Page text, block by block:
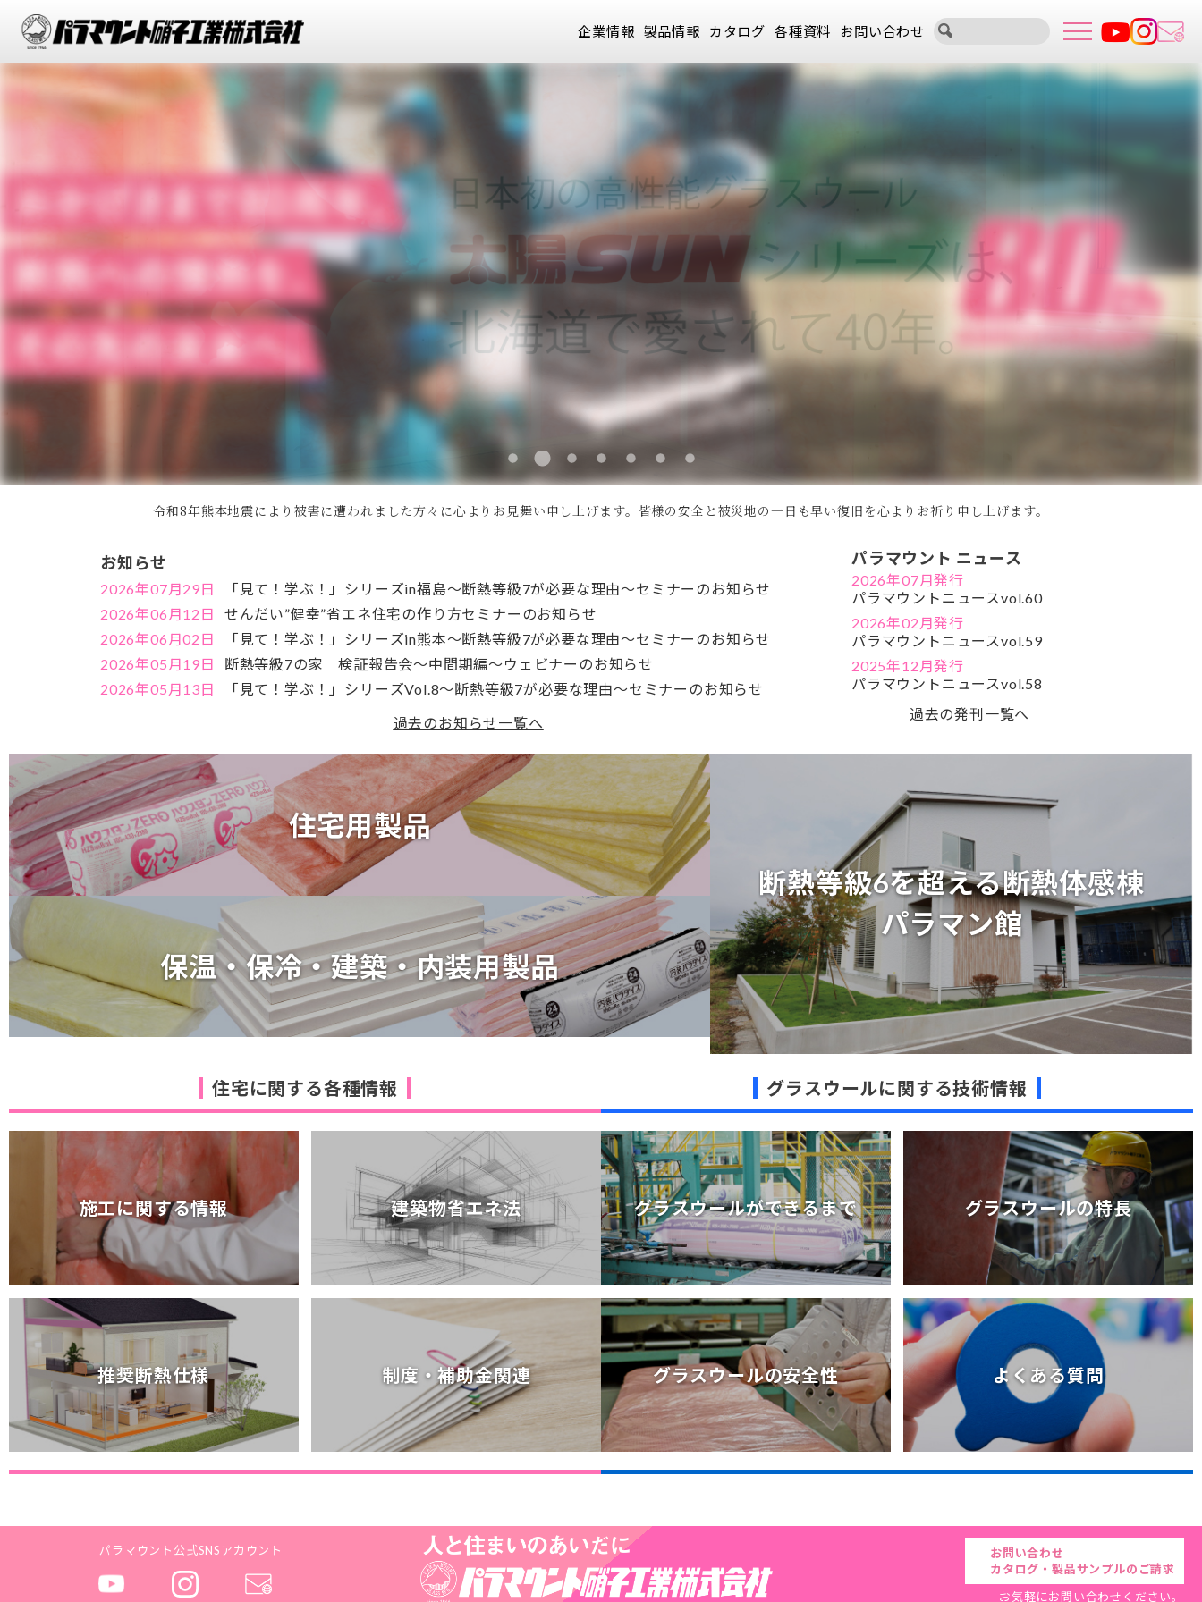
企業情報 製品情報 カタログ 各種資料 お問い合わせ
令和8年熊本地震により被害に遭われました方々に心よりお見舞い申し上げます。皆様の安全と被災地の一日も早い復旧を心よりお祈り申し上げます。
お知らせ
2026年07月29日
「見て！学ぶ！」シリーズin福島～断熱等級7が必要な理由～セミナーのお知らせ
2026年06月12日
せんだい”健幸”省エネ住宅の作り方セミナーのお知らせ
2026年06月02日
「見て！学ぶ！」シリーズin熊本～断熱等級7が必要な理由～セミナーのお知らせ
2026年05月19日
断熱等級7の家 検証報告会～中間期編～ウェビナーのお知らせ
2026年05月13日
「見て！学ぶ！」シリーズVol.8～断熱等級7が必要な理由～セミナーのお知らせ
過去のお知らせ一覧へ
パラマウント ニュース
2026年07月発行
パラマウントニュースvol.60
2026年02月発行
パラマウントニュースvol.59
2025年12月発行
パラマウントニュースvol.58
過去の発刊一覧へ
住宅用製品
住宅用製品
保温・保冷・建築・内装用製品
保温・保冷・建築・内装用製品
断熱等級6を超える断熱体感棟
パラマン館
断熱等級6を超える断熱体感棟
パラマン館
住宅に関する各種情報
施工に関する情報
施工に関する情報
建築物省エネ法
建築物省エネ法
推奨断熱仕様
推奨断熱仕様
制度・補助金関連
制度・補助金関連
グラスウールに関する技術情報
グラスウールができるまで
グラスウールができるまで
グラスウールの特長
グラスウールの特長
グラスウールの安全性
グラスウールの安全性
よくある質問
よくある質問
パラマウント公式SNSアカウント
お問い合わせ
カタログ・製品サンプルのご請求
お気軽にお問い合わせください。